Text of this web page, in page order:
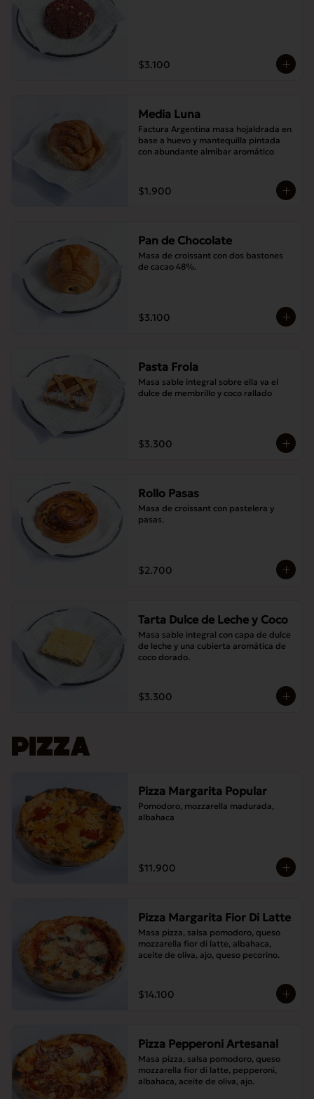
$3.100
Media Luna
Factura Argentina masa hojaldrada en
base a huevo y mantequilla pintada
con abundante almíbar aromático
$1.900
Pan de Chocolate
Masa de croissant con dos bastones
de cacao 48%.
$3.100
Pasta Frola
Masa sable integral sobre ella va el
dulce de membrillo y coco rallado
$3.300
Rollo Pasas
Masa de croissant con pastelera y
pasas.
$2.700
Tarta Dulce de Leche y Coco
Masa sable integral con capa de dulce
de leche y una cubierta aromática de
coco dorado.
$3.300
PIZZA
Pizza Margarita Popular
Pomodoro, mozzarella madurada,
albahaca
$11.900
Pizza Margarita Fior Di Latte
Masa pizza, salsa pomodoro, queso
mozzarella fior di latte, albahaca,
aceite de oliva, ajo, queso pecorino.
$14.100
Pizza Pepperoni Artesanal
Masa pizza, salsa pomodoro, queso
mozzarella fior di latte, pepperoni,
albahaca, aceite de oliva, ajo.